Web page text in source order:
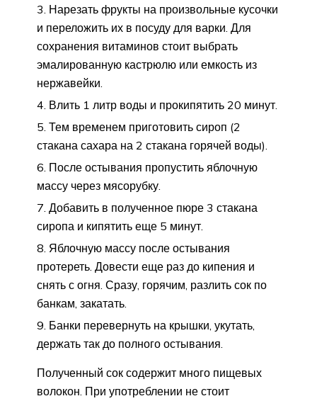
Нарезать фрукты на произвольные кусочки
и переложить их в посуду для варки. Для
сохранения витаминов стоит выбрать
эмалированную кастрюлю или емкость из
нержавейки.
Влить 1 литр воды и прокипятить 20 минут.
Тем временем приготовить сироп (2
стакана сахара на 2 стакана горячей воды).
После остывания пропустить яблочную
массу через мясорубку.
Добавить в полученное пюре 3 стакана
сиропа и кипятить еще 5 минут.
Яблочную массу после остывания
протереть. Довести еще раз до кипения и
снять с огня. Сразу, горячим, разлить сок по
банкам, закатать.
Банки перевернуть на крышки, укутать,
держать так до полного остывания.
Полученный сок содержит много пищевых
волокон. При употреблении не стоит